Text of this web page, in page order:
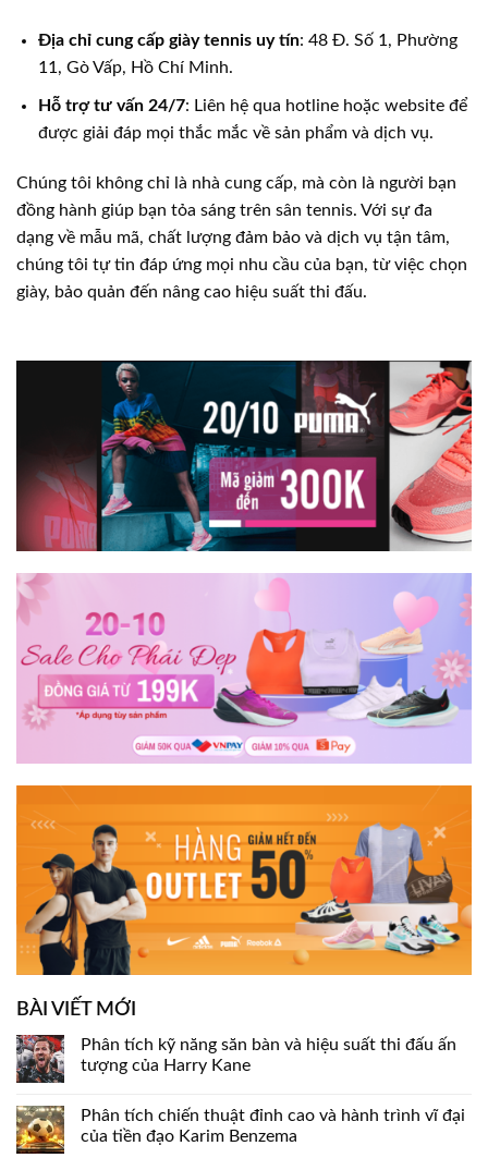
Địa chỉ cung cấp giày tennis uy tín: 48 Đ. Số 1, Phường
11, Gò Vấp, Hồ Chí Minh.
Hỗ trợ tư vấn 24/7: Liên hệ qua hotline hoặc website để
được giải đáp mọi thắc mắc về sản phẩm và dịch vụ.
Chúng tôi không chỉ là nhà cung cấp, mà còn là người bạn
đồng hành giúp bạn tỏa sáng trên sân tennis. Với sự đa
dạng về mẫu mã, chất lượng đảm bảo và dịch vụ tận tâm,
chúng tôi tự tin đáp ứng mọi nhu cầu của bạn, từ việc chọn
giày, bảo quản đến nâng cao hiệu suất thi đấu.
BÀI VIẾT MỚI
Phân tích kỹ năng săn bàn và hiệu suất thi đấu ấn
tượng của Harry Kane
Phân tích chiến thuật đỉnh cao và hành trình vĩ đại
của tiền đạo Karim Benzema